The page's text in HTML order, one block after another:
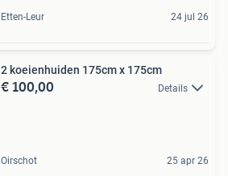
Etten-Leur 24 jul 26
2 koeienhuiden 175cm x 175cm
€ 100,00 Details
Oirschot 25 apr 26